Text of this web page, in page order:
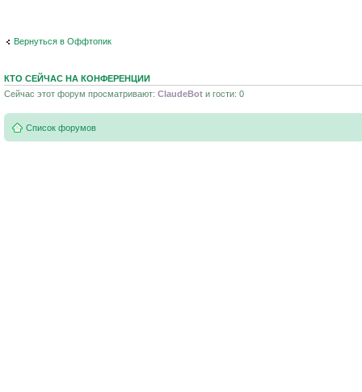
Вернуться в Оффтопик
КТО СЕЙЧАС НА КОНФЕРЕНЦИИ
Сейчас этот форум просматривают: ClaudeBot и гости: 0
Список форумов